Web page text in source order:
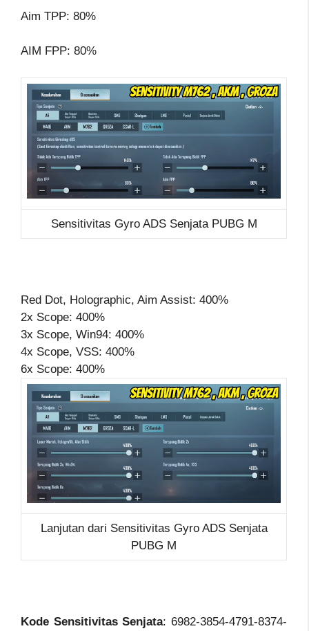
Aim TPP: 80%
AIM FPP: 80%
Sensitivitas Gyro ADS Senjata PUBG M
Red Dot, Holographic, Aim Assist: 400%
2x Scope: 400%
3x Scope, Win94: 400%
4x Scope, VSS: 400%
6x Scope: 400%
Lanjutan dari Sensitivitas Gyro ADS Senjata
PUBG M
Kode Sensitivitas Senjata: 6982-3854-4791-8374-